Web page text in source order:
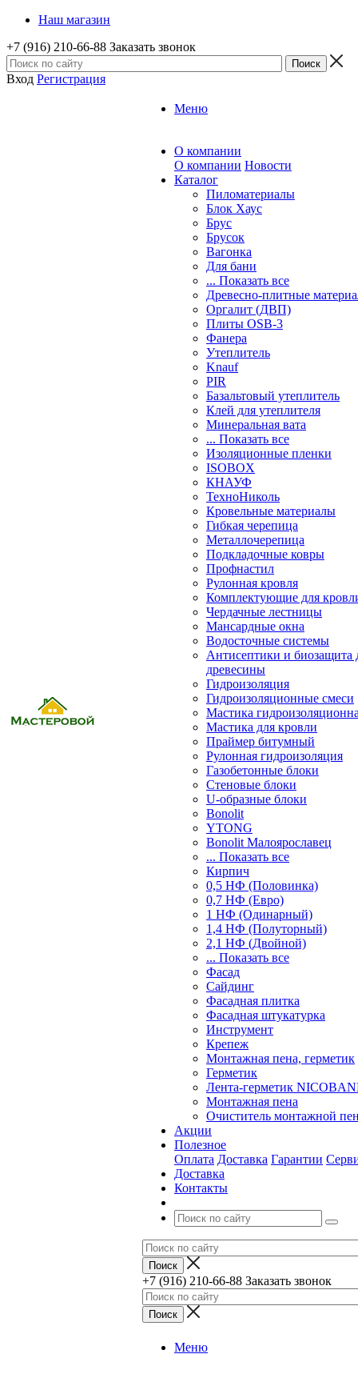
Наш магазин
+7 (916) 210-66-88 Заказать звонок
Вход Регистрация
Меню
О компании
О компании Новости
Каталог
Пиломатериалы
Блок Хаус
Брус
Брусок
Вагонка
Для бани
... Показать все
Древесно-плитные
Оргалит (ДВП)
Плиты OSB-3
Фанера
Утеплитель
Knauf
PIR
Базальтовый утеплитель
Клей для утеплителя
Минеральная вата
... Показать все
Изоляционные пленки
ISOBOX
КНАУФ
ТехноНиколь
Кровельные материалы
Гибкая черепица
Металлочерепица
Подкладочные ковры
Профнастил
Рулонная кровля
Комплектующие для
Чердачные лестницы
Мансардные окна
Водосточные системы
Антисептики и биозащита
древесины
Гидроизоляция
Гидроизоляционные смеси
Мастика
Мастика для кровли
Праймер битумный
Рулонная гидроизоляция
Газобетонные блоки
Стеновые блоки
U-образные блоки
Bonolit
YTONG
Bonolit Малоярославец
... Показать все
Кирпич
0,5 НФ (Половинка)
0,7 НФ (Евро)
1 НФ (Одинарный)
1,4 НФ (Полуторный)
2,1 НФ (Двойной)
... Показать все
Фасад
Сайдинг
Фасадная плитка
Фасадная штукатурка
Инструмент
Крепеж
Монтажная пена, герметик
Герметик
Лента-герметик
Монтажная пена
Очиститель монтажной
Акции
Полезное
Оплата Доставка Гарантии
Доставка
Контакты
+7 (916) 210-66-88 Заказать звонок
Меню